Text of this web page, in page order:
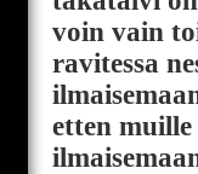
voin vain
ravitessa
etten